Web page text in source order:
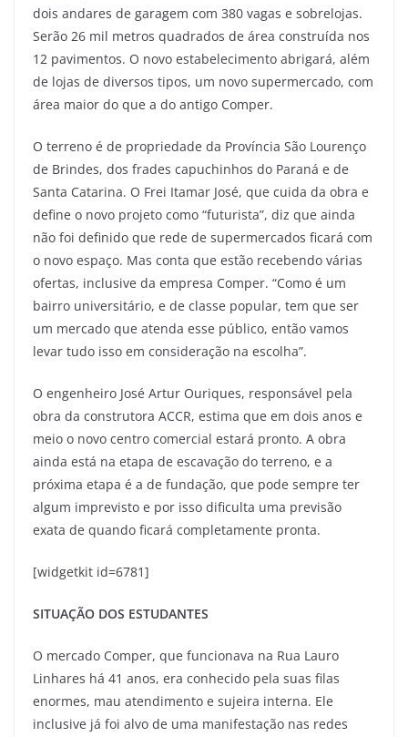
dois andares de garagem com 380 vagas e sobrelojas.
Serão 26 mil metros quadrados de área construída nos
12 pavimentos. O novo estabelecimento abrigará, além
de lojas de diversos tipos, um novo supermercado, com
área maior do que a do antigo Comper.
O terreno é de propriedade da Província São Lourenço
de Brindes, dos frades capuchinhos do Paraná e de
Santa Catarina. O Frei Itamar José, que cuida da obra e
define o novo projeto como “futurista”, diz que ainda
não foi definido que rede de supermercados ficará com
o novo espaço. Mas conta que estão recebendo várias
ofertas, inclusive da empresa Comper. “Como é um
bairro universitário, e de classe popular, tem que ser
um mercado que atenda esse público, então vamos
levar tudo isso em consideração na escolha”.
O engenheiro José Artur Ouriques, responsável pela
obra da construtora ACCR, estima que em dois anos e
meio o novo centro comercial estará pronto. A obra
ainda está na etapa de escavação do terreno, e a
próxima etapa é a de fundação, que pode sempre ter
algum imprevisto e por isso dificulta uma previsão
exata de quando ficará completamente pronta.
[widgetkit id=6781]
SITUAÇÃO DOS ESTUDANTES
O mercado Comper, que funcionava na Rua Lauro
Linhares há 41 anos, era conhecido pela suas filas
enormes, mau atendimento e sujeira interna. Ele
inclusive já foi alvo de uma manifestação nas redes